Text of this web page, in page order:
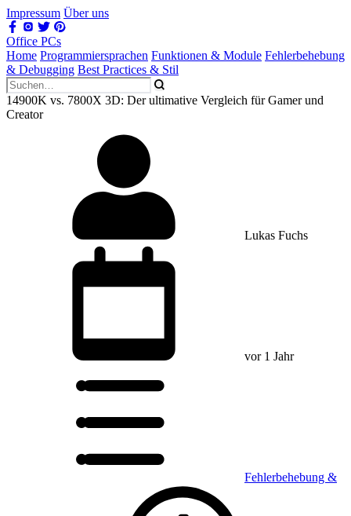
Impressum Über uns
Office PCs
Home Programmiersprachen Funktionen & Module Fehlerbehebung
& Debugging Best Practices & Stil
14900K vs. 7800X 3D: Der ultimative Vergleich für Gamer und
Creator
Lukas Fuchs
vor 1 Jahr
Fehlerbehebung &